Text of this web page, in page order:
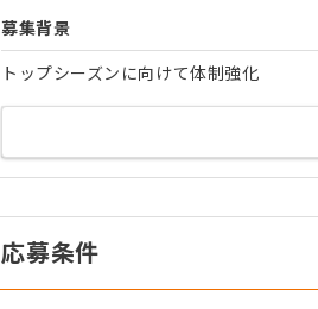
募集背景
トップシーズンに向けて体制強化
応募条件